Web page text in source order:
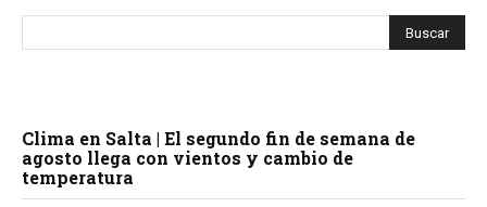
Clima en Salta | El segundo fin de semana de
agosto llega con vientos y cambio de
temperatura